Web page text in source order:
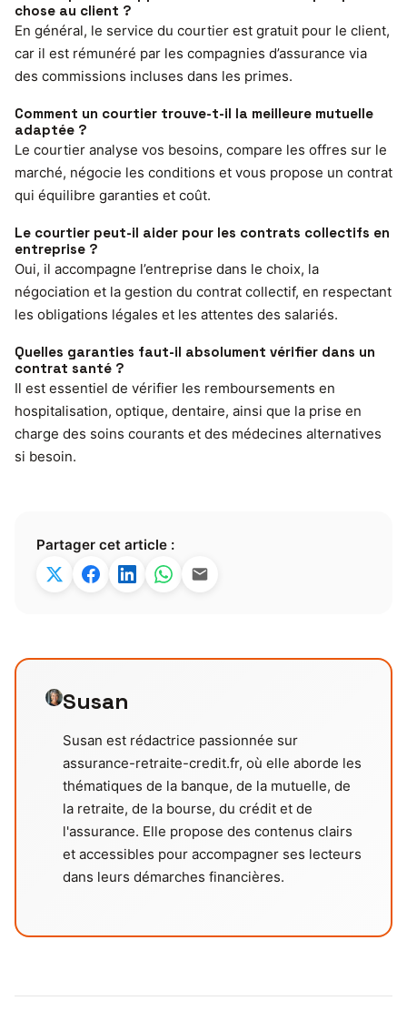
chose au client ?
En général, le service du courtier est gratuit pour le client,
car il est rémunéré par les compagnies d’assurance via
des commissions incluses dans les primes.
Comment un courtier trouve-t-il la meilleure mutuelle
adaptée ?
Le courtier analyse vos besoins, compare les offres sur le
marché, négocie les conditions et vous propose un contrat
qui équilibre garanties et coût.
Le courtier peut-il aider pour les contrats collectifs en
entreprise ?
Oui, il accompagne l’entreprise dans le choix, la
négociation et la gestion du contrat collectif, en respectant
les obligations légales et les attentes des salariés.
Quelles garanties faut-il absolument vérifier dans un
contrat santé ?
Il est essentiel de vérifier les remboursements en
hospitalisation, optique, dentaire, ainsi que la prise en
charge des soins courants et des médecines alternatives
si besoin.
Partager cet article :
Susan
Susan est rédactrice passionnée sur
assurance-retraite-credit.fr, où elle aborde les
thématiques de la banque, de la mutuelle, de
la retraite, de la bourse, du crédit et de
l'assurance. Elle propose des contenus clairs
et accessibles pour accompagner ses lecteurs
dans leurs démarches financières.